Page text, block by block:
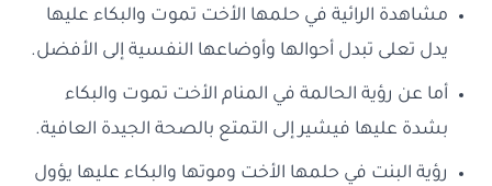
مشاهدة الرائية في حلمها الأخت تموت والبكاء عليها
يدل تعلى تبدل أحوالها وأوضاعها النفسية إلى الأفضل.
أما عن رؤية الحالمة في المنام الأخت تموت والبكاء
بشدة عليها فيشير إلى التمتع بالصحة الجيدة العافية.
رؤية البنت في حلمها الأخت وموتها والبكاء عليها يؤول